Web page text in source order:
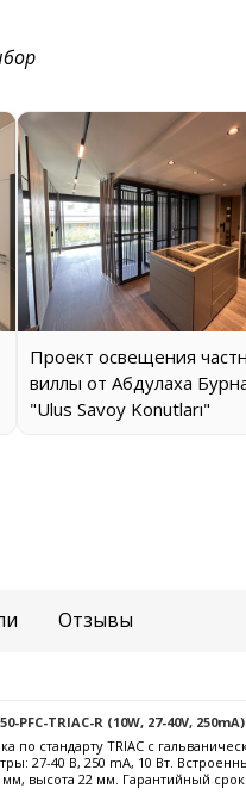
Проект освещения
виллы от Абдулаха
"Ulus Savoy Konutları"
Отзывы
PFC-TRIAC-R (10W, 27-40V,
по стандарту TRIAC с
27-40 В, 250 mА, 10 Вт.
высота 22 мм. Гарантийный срок